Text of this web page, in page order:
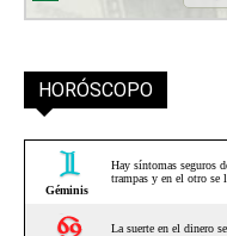
HORÓSCOPO